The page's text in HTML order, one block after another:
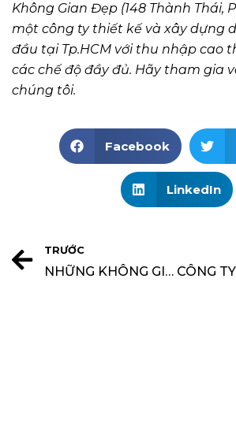
Không Gian Đẹp (148 Thành Thái,
một công ty thiết kế và xây dựng
đầu tại Tp.HCM với thu nhập cao
các chế độ đầy đủ. Hãy tham gia
chúng tôi.
Facebook
LinkedIn
TRƯỚC
NHỮNG KHÔNG GIAN XANH